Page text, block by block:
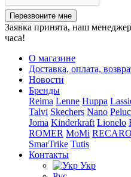
Перезвоните мне
Заявка принята, наш
часа!
О магазине
Доставка, оплата,
Новости
Бренды
Reima Lenne Huppa
Talvi Skechers Nano
Joma Kinderkraft Lionelo
ROMER MoMi RECARO
SmarTrike Tutis
Контакты
Укр